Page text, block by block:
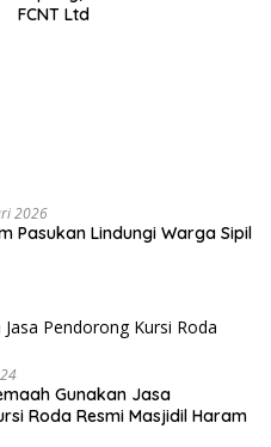
FCNT Ltd
2026
Pasukan Lindungi Warga Sipil
Gunakan Jasa
Roda Resmi Masjidil Haram